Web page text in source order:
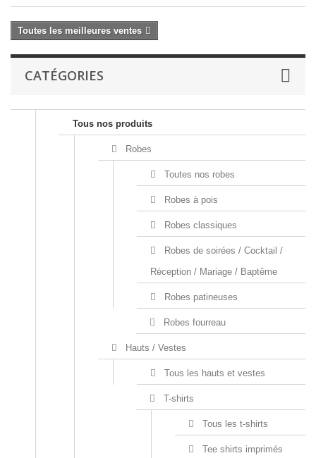
Toutes les meilleures ventes
CATÉGORIES
Tous nos produits
Robes
Toutes nos robes
Robes à pois
Robes classiques
Robes de soirées / Cocktail /
Réception / Mariage / Baptême
Robes patineuses
Robes fourreau
Hauts / Vestes
Tous les hauts et vestes
T-shirts
Tous les t-shirts
Tee shirts imprimés